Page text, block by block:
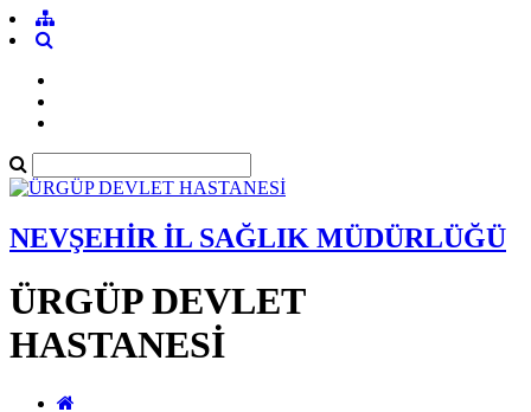
NEVŞEHİR İL SAĞLIK MÜDÜRLÜĞÜ
ÜRGÜP DEVLET
HASTANESİ